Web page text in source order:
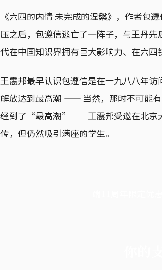
《六四的内情 未完成的涅槃》，作者
压之后，包遵信逃亡了一阵子，与王丹
代在中国知识界拥有巨大影响力、在六四
王震邦最早认识包遵信是在一九八八年
解放达到最高潮 —— 当然，那时不可能
经到了“最高潮”——王震邦受邀在北京
传，但仍然吸引满座的学生。